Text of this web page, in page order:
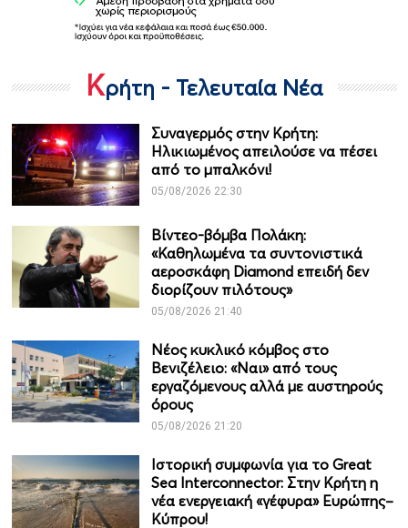
Κρήτη - Τελευταία Νέα
Συναγερμός στην Κρήτη:
Ηλικιωμένος απειλούσε να πέσει
από το μπαλκόνι!
05/08/2026 22:30
Βίντεο-βόμβα Πολάκη:
«Καθηλωμένα τα συντονιστικά
αεροσκάφη Diamond επειδή δεν
διορίζουν πιλότους»
05/08/2026 21:40
Νέος κυκλικό κόμβος στο
Βενιζέλειο: «Ναι» από τους
εργαζόμενους αλλά με αυστηρούς
όρους
05/08/2026 21:20
Ιστορική συμφωνία για το Great
Sea Interconnector: Στην Κρήτη η
νέα ενεργειακή «γέφυρα» Ευρώπης–
Κύπρου!